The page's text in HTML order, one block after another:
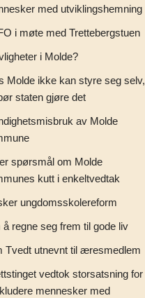
med utviklingshemning
i møte med Trettebergstuen
i Molde?
Molde ikke kan styre seg selv,
staten gjøre det
av Molde
spørsmål om Molde
kutt i enkeltvedtak
ungdomsskolereform
å regne seg frem til gode liv
Tvedt utnevnt til æresmedlem
vedtok storsatsning for
mennesker med